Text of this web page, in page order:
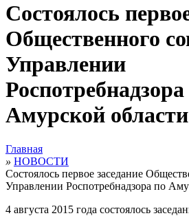
Состоялось
Общественного
Управлении
Амурской области
Главная
» НОВОСТИ
Состоялось первое заседание
Управлении Роспотребнадзора по
4 августа 2015 года состоялось